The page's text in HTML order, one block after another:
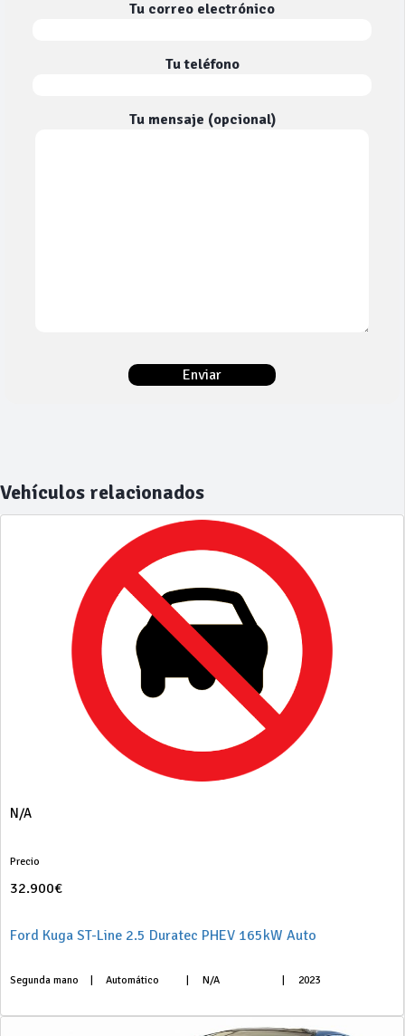
Tu correo electrónico
Tu teléfono
Tu mensaje (opcional)
Vehículos relacionados
N/A
Precio
32.900€
Ford Kuga ST-Line 2.5 Duratec PHEV 165kW Auto
Segunda mano Automático N/A 2023